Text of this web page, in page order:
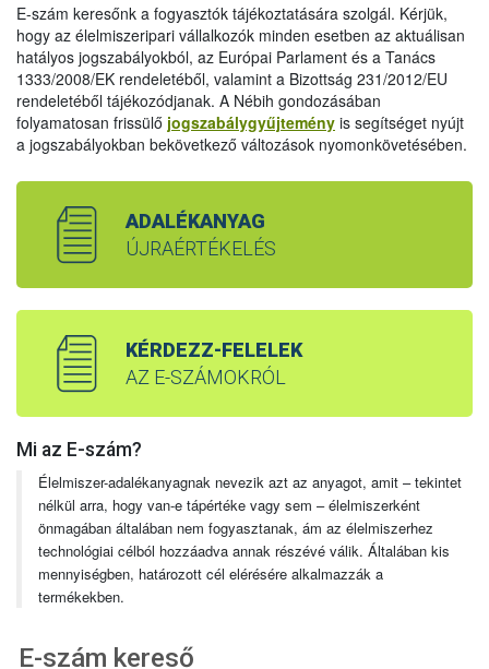
E-szám keresőnk a fogyasztók tájékoztatására szolgál. Kérjük,
hogy az élelmiszeripari vállalkozók minden esetben az aktuálisan
hatályos jogszabályokból, az Európai Parlament és a Tanács
1333/2008/EK rendeletéből, valamint a Bizottság 231/2012/EU
rendeletéből tájékozódjanak. A Nébih gondozásában
folyamatosan frissülő jogszabálygyűjtemény is segítséget nyújt
a jogszabályokban bekövetkező változások nyomonkövetésében.
ADALÉKANYAG
ÚJRAÉRTÉKELÉS
KÉRDEZZ-FELELEK
AZ E-SZÁMOKRÓL
Mi az E-szám?
Élelmiszer-adalékanyagnak nevezik azt az anyagot, amit – tekintet
nélkül arra, hogy van-e tápértéke vagy sem – élelmiszerként
önmagában általában nem fogyasztanak, ám az élelmiszerhez
technológiai célból hozzáadva annak részévé válik. Általában kis
mennyiségben, határozott cél elérésére alkalmazzák a
termékekben.
E-szám kereső